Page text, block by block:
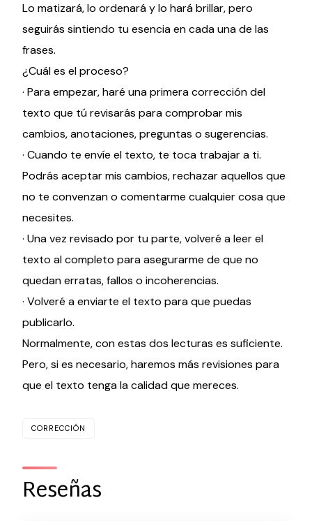
Lo matizará, lo ordenará y lo hará brillar, pero
seguirás sintiendo tu esencia en cada una de las
frases.
¿Cuál es el proceso?
· Para empezar, haré una primera corrección del
texto que tú revisarás para comprobar mis
cambios, anotaciones, preguntas o sugerencias.
· Cuando te envíe el texto, te toca trabajar a ti.
Podrás aceptar mis cambios, rechazar aquellos que
no te convenzan o comentarme cualquier cosa que
necesites.
· Una vez revisado por tu parte, volveré a leer el
texto al completo para asegurarme de que no
quedan erratas, fallos o incoherencias.
· Volveré a enviarte el texto para que puedas
publicarlo.
Normalmente, con estas dos lecturas es suficiente.
Pero, si es necesario, haremos más revisiones para
que el texto tenga la calidad que mereces.
CORRECCIÓN
Reseñas